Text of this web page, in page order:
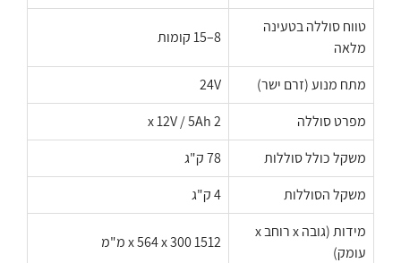
טווח סוללה בטעינה
מלאה
8–15 קומות
מתח מנוע (זרם ישר)
24V
מפרט סוללה
2 x 12V / 5Ah
משקל כולל סוללות
78 ק"ג
משקל הסוללות
4 ק"ג
מידות (גובה x רוחב x
עומק)
1512 x 564 x 300 מ"מ